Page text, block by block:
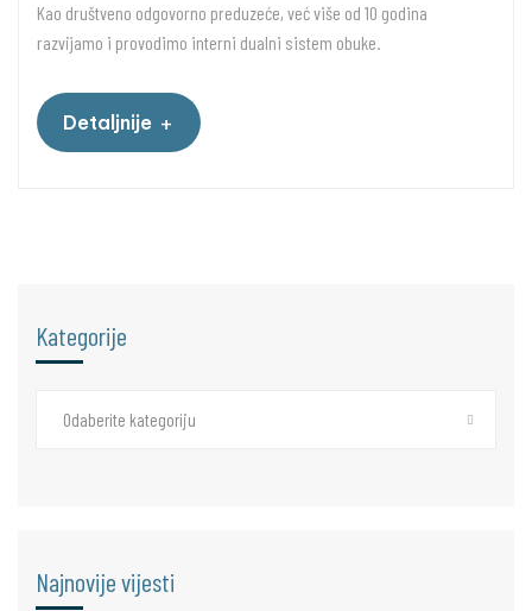
Kao društveno odgovorno preduzeće, već više od 10 godina
razvijamo i provodimo interni dualni sistem obuke.
Detaljnije +
Kategorije
Odaberite kategoriju
Najnovije vijesti